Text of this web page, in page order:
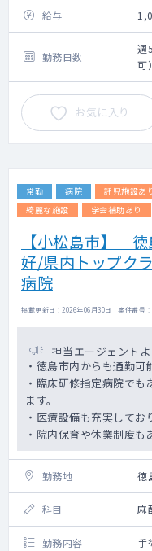
給与
勤務日数
週
可）
お気に入り
常勤 病院 託児施設あ
綺麗な施設
学会補助あり
【小松島市】
好/県内トップク
病院
掲載更新日 : 2026年06月30日 案件番号 :
担当エージェントよ
・徳島市内からも通勤可
・臨床研修指定病院で
ます。
・医療設備も充実してお
・院内保育や休業制度も
勤務地 徳
科目 麻
勤務内容 手